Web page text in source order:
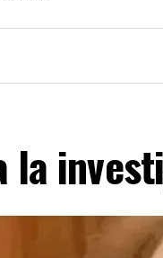
la